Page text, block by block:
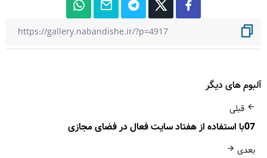
آلبوم های دیگر
قبلی
07با استفاده از هفتاد سایت فعال در فضای مجازی
بعدی